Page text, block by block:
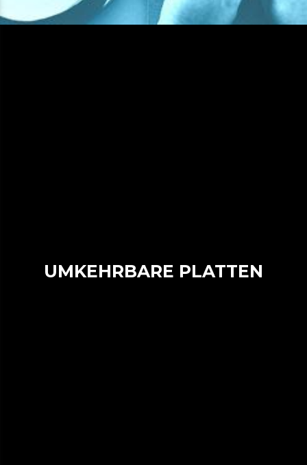
UMKEHRBARE PLATTEN